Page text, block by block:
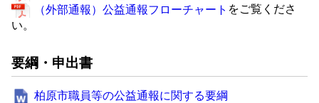
（外部通報）公益通報フローチャート をご覧くださ
い。
要綱・申出書
柏原市職員等の公益通報に関する要綱